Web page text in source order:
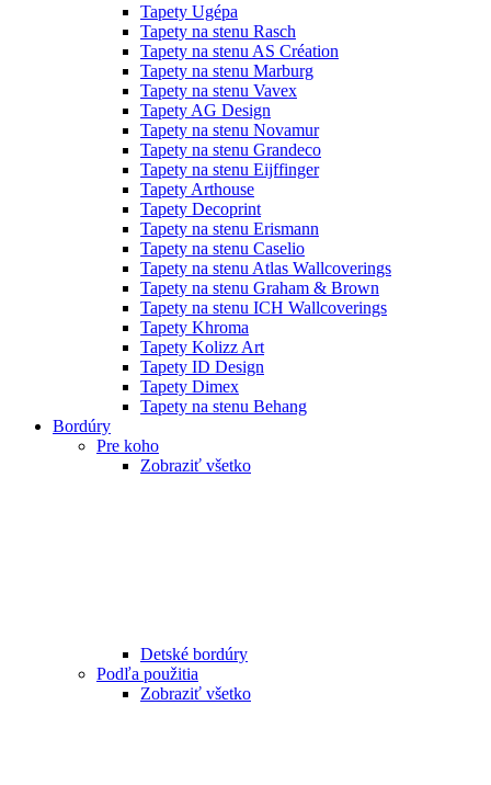
Tapety Ugépa
Tapety na stenu Rasch
Tapety na stenu AS Création
Tapety na stenu Marburg
Tapety na stenu Vavex
Tapety AG Design
Tapety na stenu Novamur
Tapety na stenu Grandeco
Tapety na stenu Eijffinger
Tapety Arthouse
Tapety Decoprint
Tapety na stenu Erismann
Tapety na stenu Caselio
Tapety na stenu Atlas Wallcoverings
Tapety na stenu Graham & Brown
Tapety na stenu ICH Wallcoverings
Tapety Khroma
Tapety Kolizz Art
Tapety ID Design
Tapety Dimex
Tapety na stenu Behang
Bordúry
Pre koho
Zobraziť všetko
Detské bordúry
Podľa použitia
Zobraziť všetko